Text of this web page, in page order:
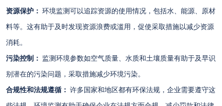
资源保护： 环境监测可以追踪资源的使用情况，包括水、能源、原材
料等。这有助于及时发现资源浪费或滥用，促使采取措施以减少资源
消耗。
污染控制： 监测环境参数如空气质量、水质和土壤质量有助于及早识
别潜在的污染问题，采取措施减少环境污染。
合规性和法规遵循： 许多国家和地区都有环保法规，企业需要遵守这